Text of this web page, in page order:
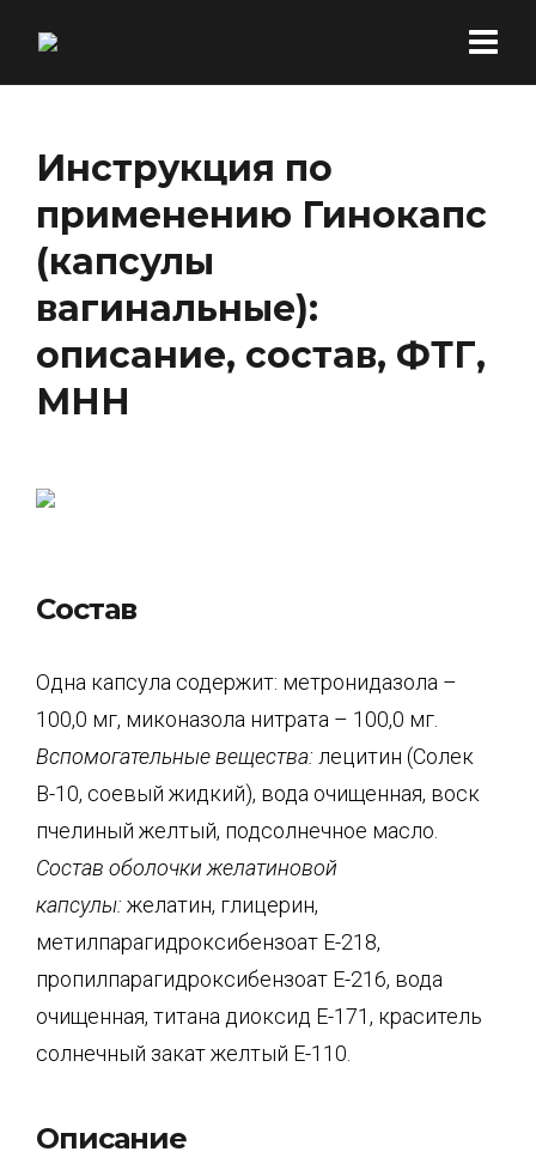
Инструкция по
применению Гинокапс
(капсулы
вагинальные):
описание, состав, ФТГ,
МНН
Состав
Одна капсула содержит: метронидазола –
100,0 мг, миконазола нитрата – 100,0 мг.
Вспомогательные вещества: лецитин (Солек
В-10, соевый жидкий), вода очищенная, воск
пчелиный желтый, подсолнечное масло.
Состав оболочки желатиновой
капсулы: желатин, глицерин,
метилпарагидроксибензоат Е-218,
пропилпарагидроксибензоат Е-216, вода
очищенная, титана диоксид Е-171, краситель
солнечный закат желтый Е-110.
Описание